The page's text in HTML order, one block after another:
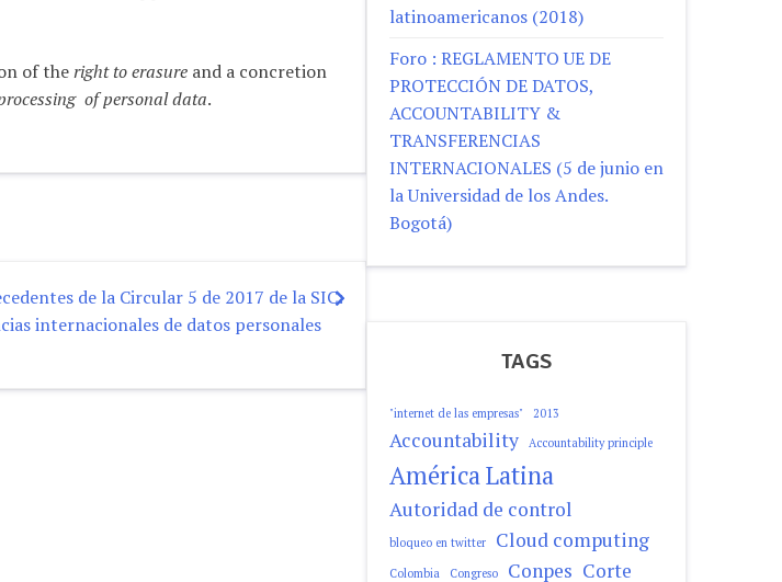
of theright to erasure and a concretion
of personal data.
de la Circular 5 de 2017 de la SIC:
internacionales de datos personales
latinoamericanos (2018)
Foro : REGLAMENTO UE DE
PROTECCIÓN DE DATOS,
ACCOUNTABILITY &
TRANSFERENCIAS
INTERNACIONALES (5 de junio en
la Universidad de los Andes.
Bogotá)
TAGS
"internet de las empresas" 2013
Accountability Accountability principle
América Latina
Autoridad de control
bloqueo en twitter Cloud computing
Colombia Congreso Conpes Corte